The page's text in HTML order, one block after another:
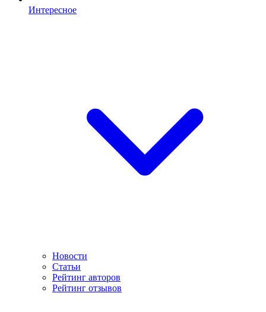
Интересное
Новости
Статьи
Рейтинг авторов
Рейтинг отзывов